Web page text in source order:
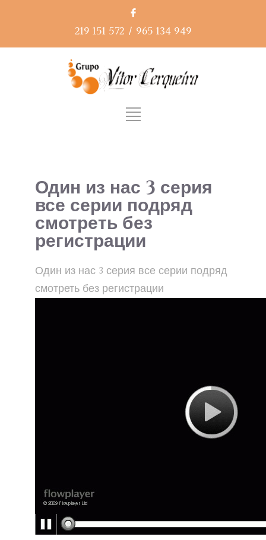
219 151 572 / 965 134 949
Один из нас 3 серия
все серии подряд
смотреть без
регистрации
Один из нас 3 серия все серии подряд
смотреть без регистрации